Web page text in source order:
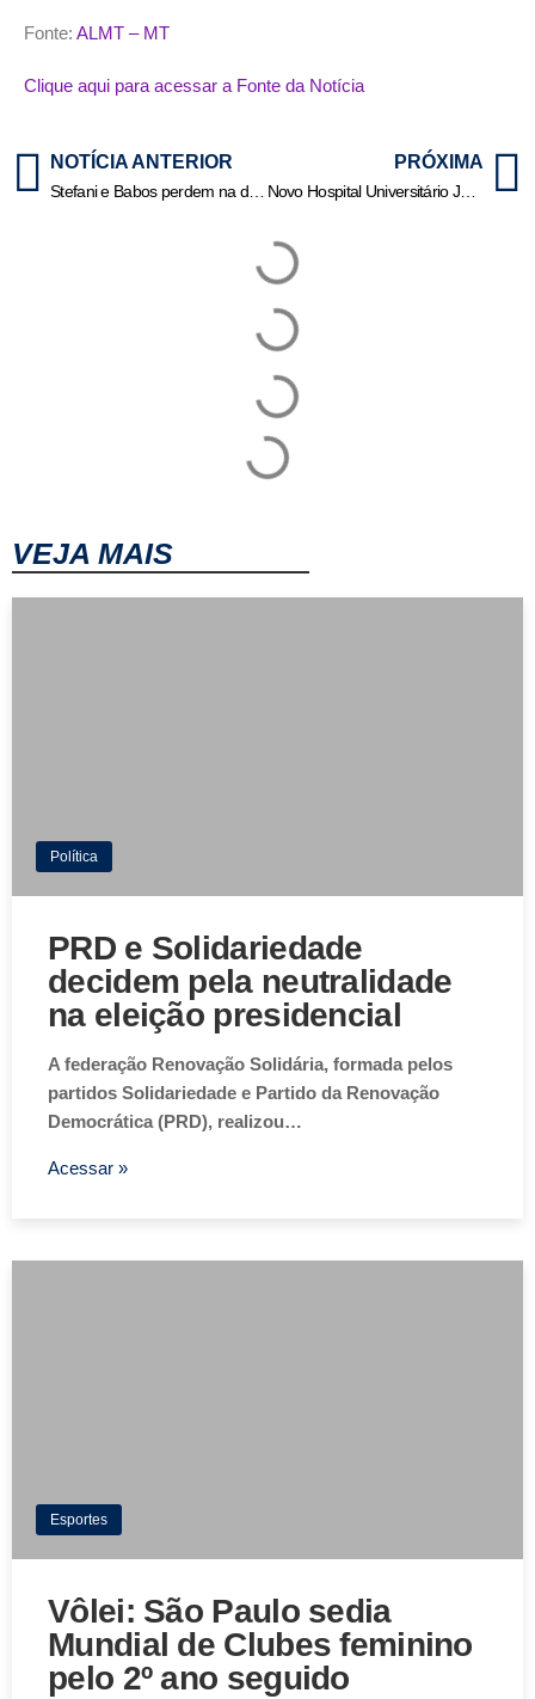
Fonte: ALMT – MT
Clique aqui para acessar a Fonte da Notícia
NOTÍCIA ANTERIOR PRÓXIMA
VEJA MAIS
Política
PRD e Solidariedade
decidem pela neutralidade
na eleição presidencial
A federação Renovação Solidária, formada pelos
partidos Solidariedade e Partido da Renovação
Democrática (PRD), realizou…
Acessar »
Esportes
Vôlei: São Paulo sedia
Mundial de Clubes feminino
pelo 2º ano seguido